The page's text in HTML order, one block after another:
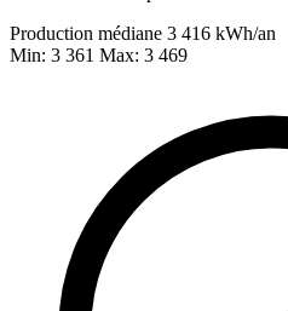
Production médiane 3 416 kWh/an
Min: 3 361 Max: 3 469